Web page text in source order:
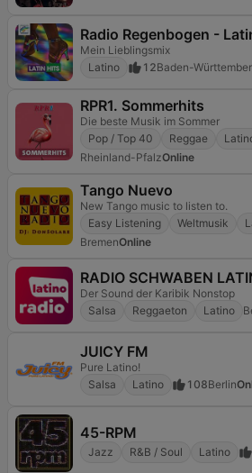
Radio Regenbogen -
Mein Lieblingsmix
Latino
12Baden-
RPR1. Sommerhits
Die beste Musik im Sommer
Pop / Top 40
Reggae
Rheinland-PfalzOnline
Tango Nuevo
New Tango music to listen to.
Easy Listening
Weltmusik
BremenOnline
RADIO SCHWABEN
Der Sound der Karibik Nonstop
Salsa
Reggaeton Latino
JUICY FM
Pure Latino!
Salsa
Latino 108Berlin
45-RPM
Jazz R&B / Soul Latino